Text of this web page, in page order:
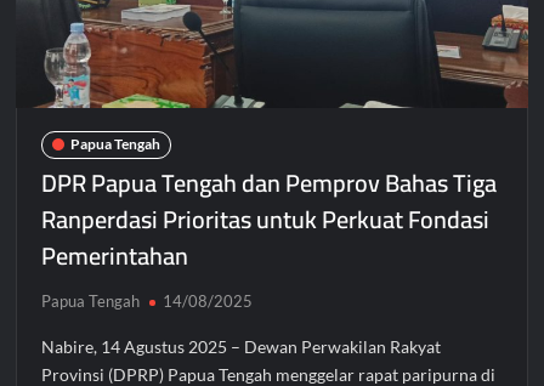
Papua Tengah
DPR Papua Tengah dan Pemprov Bahas Tiga
Ranperdasi Prioritas untuk Perkuat Fondasi
Pemerintahan
Papua Tengah 14/08/2025
Nabire, 14 Agustus 2025 – Dewan Perwakilan Rakyat
Provinsi (DPRP) Papua Tengah menggelar rapat paripurna di